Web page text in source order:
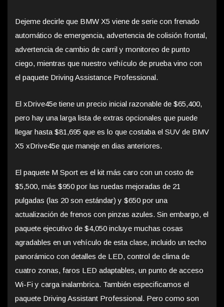
Dejeme decirle que BMW X5 viene de serie con frenado
automático de emergencia, advertencia de colisión frontal,
advertencia de cambio de carril y monitoreo de punto
ciego, mientras que nuestro vehículo de prueba vino con
el paquete Driving Assistance Professional.
El xDrive45e tiene un precio inicial razonable de $65,400,
pero hay una larga lista de extras opcionales que puede
llegar hasta $81,695 que es lo que costaba el SUV de BMV
X5 xDrive45e que maneje en dias anteriores.
El paquete M Sport es el kit más caro con un costo de
$5,500, más $950 por las ruedas mejoradas de 21
pulgadas (las 20 son estándar) y $650 por una
actualización de frenos con pinzas azules. Sin embargo, el
paquete ejecutivo de $4,050 incluye muchas cosas
agradables en un vehículo de esta clase, incluido un techo
panorámico con detalles de LED, control de clima de
cuatro zonas, faros LED adaptables, un punto de acceso
Wi-Fi y carga inalambrica. También especificamos el
paquete Driving Assistant Professional. Pero como son